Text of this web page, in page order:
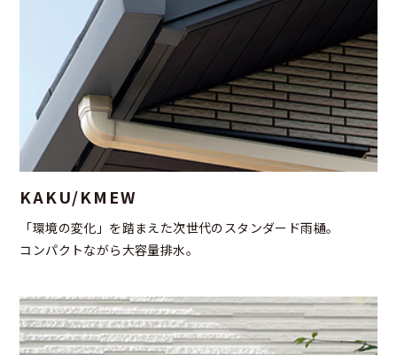
KAKU/KMEW
「環境の変化」を踏まえた次世代のスタンダード雨樋。
コンパクトながら大容量排水。